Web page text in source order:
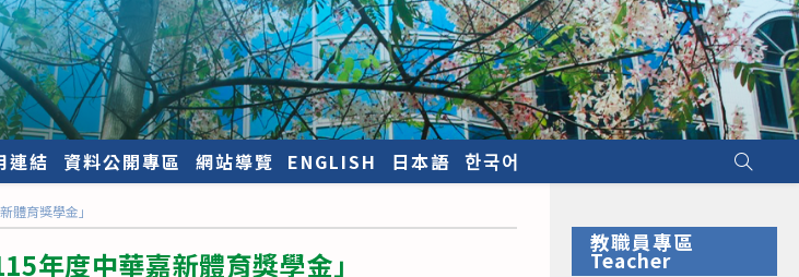
連結 資料公開專區 網站導覽 ENGLISH 日本語 한국어
體育獎學金」
年度中華嘉新體育獎學金」
教職員專區
Teacher